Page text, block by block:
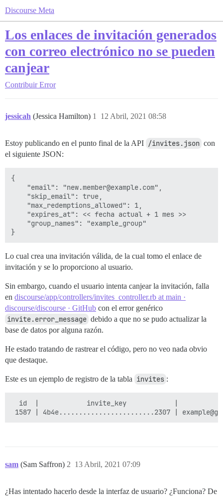
Discourse Meta
Los enlaces de invitación generados
con correo electrónico no se pueden
canjear
Contribuir Error
jessicah (Jessica Hamilton) 12 Abril, 2021 08:58
1
Estoy publicando en el punto final de la API /invites.json con
el siguiente JSON:
{
    "email": "new.member@example.com",
    "skip_email": true,
    "max_redemptions_allowed": 1,
    "expires_at": << fecha actual + 1 mes >>
    "group_names": "example_group"
Lo cual crea una invitación válida, de la cual tomo el enlace de
invitación y se lo proporciono al usuario.
Sin embargo, cuando el usuario intenta canjear la invitación, falla
en discourse/app/controllers/invites_controller.rb at main ·
discourse/discourse · GitHub con el error genérico
invite.error_message debido a que no se pudo actualizar la
base de datos por alguna razón.
He estado tratando de rastrear el código, pero no veo nada obvio
que destaque.
Este es un ejemplo de registro de la tabla invites :
id  |            invite_key            |
sam (Sam Saffron) 13 Abril, 2021 07:09
2
¿Has intentado hacerlo desde la interfaz de usuario? ¿Funciona? De